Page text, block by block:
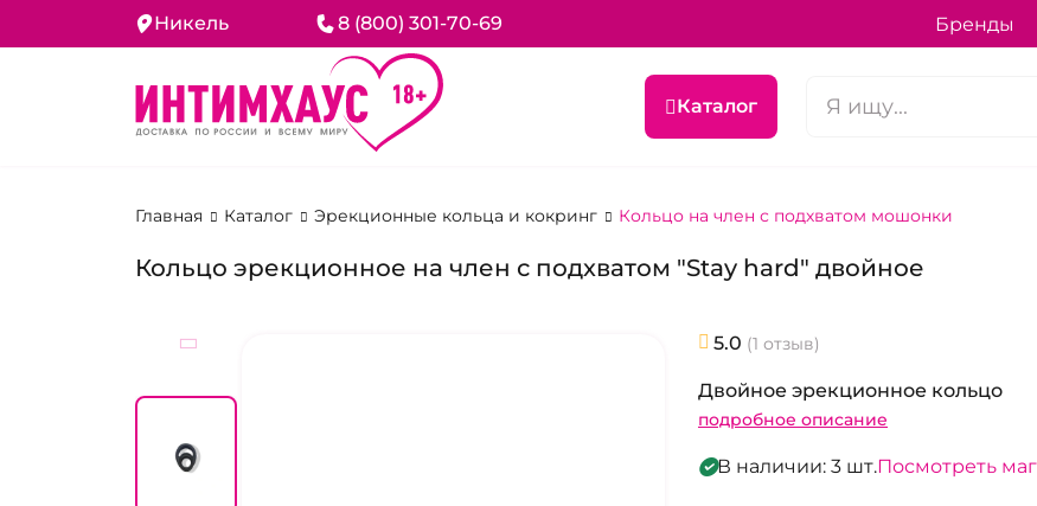
Никель 8 (800) 301-70-69 Бренды
Каталог
Главная Каталог Эрекционные кольца и кокринг Кольцо на член с подхватом мошонки
Кольцо эрекционное на член с подхватом "Stay hard" двойное
5.0 (1 отзыв)
Двойное эрекционное кольцо
подробное описание
В наличии: 3 шт.Посмотреть